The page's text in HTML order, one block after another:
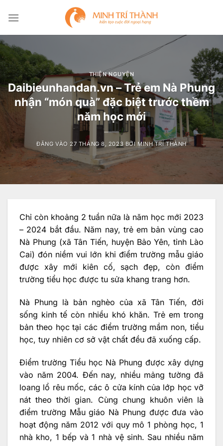
qua
dung
THIỆN NGUYỆN
Daibieunhandan.vn – Trẻ em Nà Phung
nhận “món quà” đặc biệt trước thềm
năm học mới
ĐĂNG VÀO 27 THÁNG 8, 2023 BỞI MINH TRÍ THÀNH
Chỉ còn khoảng 2 tuần nữa là năm học mới 2023
– 2024 bắt đầu. Năm nay, trẻ em bản vùng cao
Nà Phung (xã Tân Tiến, huyện Bảo Yên, tỉnh Lào
Cai) đón niềm vui lớn khi điểm trường mẫu giáo
được xây mới kiên cố, sạch đẹp, còn điểm
trường tiểu học được tu sửa khang trang hơn.
Nà Phung là bản nghèo của xã Tân Tiến, đời
sống kinh tế còn nhiều khó khăn. Trẻ em trong
bản theo học tại các điểm trường mầm non, tiểu
học, tuy nhiên cơ sở vật chất đều đã xuống cấp.
Điểm trường Tiểu học Nà Phung được xây dựng
vào năm 2004. Đến nay, nhiều mảng tường đã
loang lổ rêu mốc, các ô cửa kính của lớp học vỡ
nát theo thời gian. Cùng chung khuôn viên là
điểm trường Mẫu giáo Nà Phung được đưa vào
hoạt động năm 2012 với quy mô 1 phòng học, 1
nhà kho, 1 bếp và 1 nhà vệ sinh. Sau nhiều năm